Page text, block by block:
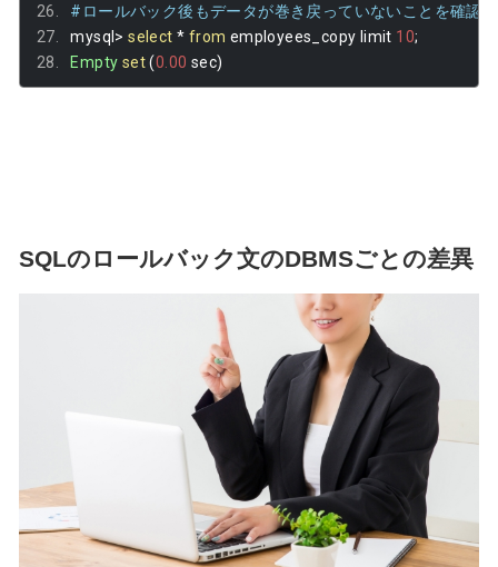
#ロールバック後もデータが巻き戻っていないことを確認
mysql > select * from employees_copy limit 10;
Empty set (0.00 sec)
SQLのロールバック文のDBMSごとの差異